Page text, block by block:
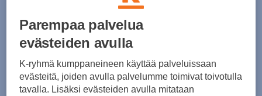
Koko
Parempaa palvelua
evästeiden avulla
K-ryhmä kumppaneineen käyttää palveluissaan
evästeitä, joiden avulla palvelumme toimivat toivotulla
tavalla. Lisäksi evästeiden avulla mitataan